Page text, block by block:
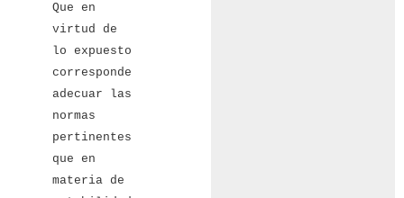
Que en
virtud de
lo expuesto
corresponde
adecuar las
normas
pertinentes
que en
materia de